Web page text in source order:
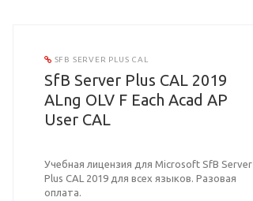
SFB SERVER PLUS CAL
SfB Server Plus CAL 2019
ALng OLV F Each Acad AP
User CAL
Учебная лицензия для Microsoft SfB Server
Plus CAL 2019 для всех языков. Разовая
оплата.